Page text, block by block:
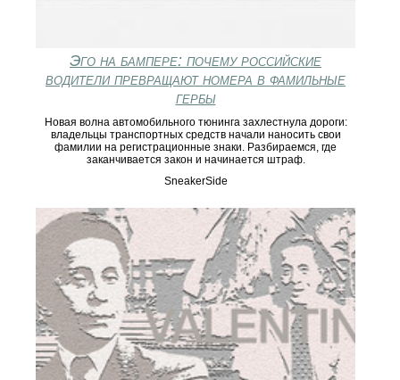
Эго на бампере: почему российские
водители превращают номера в фамильные
гербы
Новая волна автомобильного тюнинга захлестнула дороги:
владельцы транспортных средств начали наносить свои
фамилии на регистрационные знаки. Разбираемся, где
заканчивается закон и начинается штраф.
SneakerSide